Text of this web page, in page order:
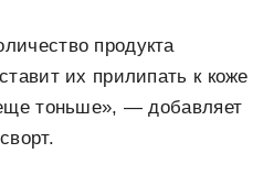
продукта
их прилипать к коже
тоньше», — добавляет